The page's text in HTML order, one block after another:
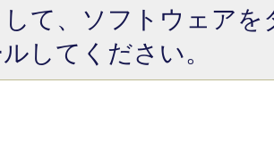
て、ソフトウェア
してください。